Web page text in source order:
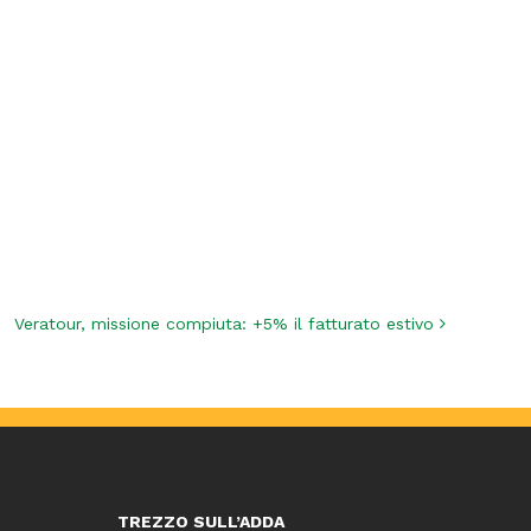
Veratour, missione compiuta: +5% il fatturato estivo
TREZZO SULL’ADDA